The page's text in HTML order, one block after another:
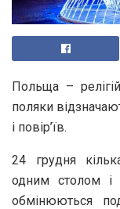
Польща –
поляки
і повір’їв.
24 грудня
одним столом і
обмінюються